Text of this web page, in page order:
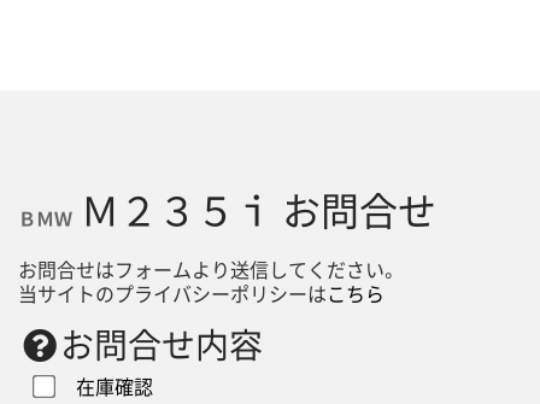
ＢＭＷ Ｍ２３５ｉ お問合せ
お問合せはフォームより送信してください。
当サイトのプライバシーポリシーはこちら
お問合せ内容
在庫確認